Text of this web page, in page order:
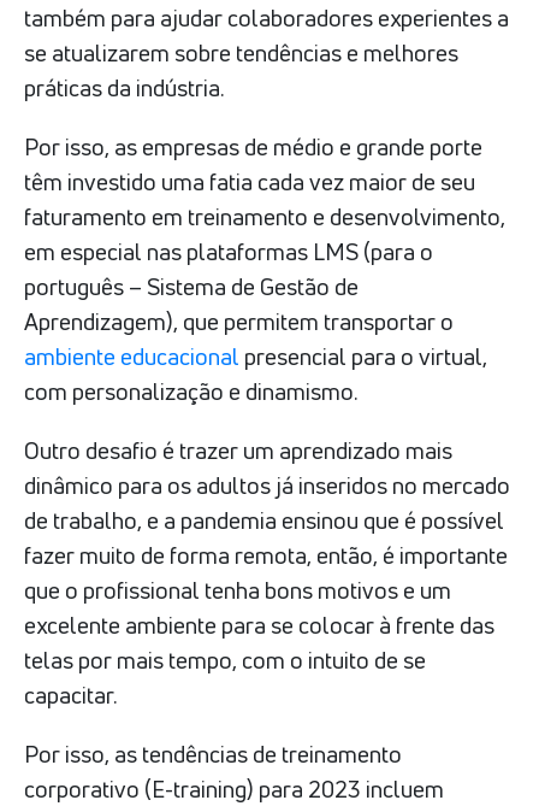
também para ajudar colaboradores experientes a
se atualizarem sobre tendências e melhores
práticas da indústria.
Por isso, as empresas de médio e grande porte
têm investido uma fatia cada vez maior de seu
faturamento em treinamento e desenvolvimento,
em especial nas plataformas LMS (para o
português – Sistema de Gestão de
Aprendizagem), que permitem transportar o
ambiente educacional presencial para o virtual,
com personalização e dinamismo.
Outro desafio é trazer um aprendizado mais
dinâmico para os adultos já inseridos no mercado
de trabalho, e a pandemia ensinou que é possível
fazer muito de forma remota, então, é importante
que o profissional tenha bons motivos e um
excelente ambiente para se colocar à frente das
telas por mais tempo, com o intuito de se
capacitar.
Por isso, as tendências de treinamento
corporativo (E-training) para 2023 incluem